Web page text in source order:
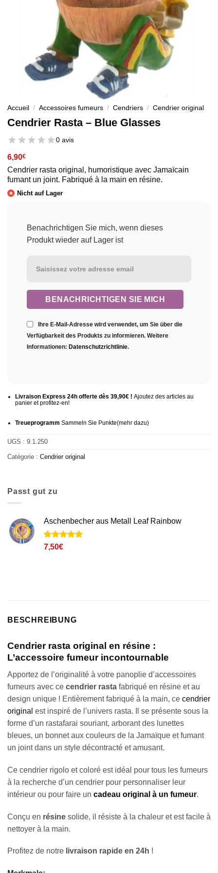
Accueil / Accessoires fumeurs / Cendriers / Cendrier original
Cendrier Rasta – Blue Glasses
0 avis
6,90€
Cendrier rasta original, humoristique avec Jamaïcain
fumant un joint. Fabriqué à la main en résine.
Nicht auf Lager
Benachrichtigen Sie mich, wenn dieses
Produkt wieder auf Lager ist
Ihre E-Mail-Adresse wird verwendet, um Sie über die
Verfügbarkeit des Produkts zu informieren. Weitere
Informationen: Datenschutzrichtlinie.
Livraison Express 24h offerte dès 39,90€ ! Ajoutez des articles au
panier et profitez-en!
Treueprogramm Sammeln Sie Punkte(mehrdazu)
UGS : 9.1.250
Catégorie : Cendrier original
Passt gut zu
Aschenbecher aus Metall Leaf Rainbow
Noté5
1
7,50€
BESCHREIBUNG
Cendrier rasta original en résine :
L’accessoire fumeur incontournable
Apportez de l’originalité à votre panoplie d’accessoires
fumeurs avec ce cendrier rasta fabriqué en résine et au
design unique ! Entièrement fabriqué à la main, ce cendrier
original est inspiré de l’univers rasta. Il se présente sous la
forme d’un rastafarai souriant, arborant des lunettes
bleues, un bonnet aux couleurs de la Jamaïque et fumant
un joint dans un style décontracté et amusant.
Ce cendrier rigolo et coloré est idéal pour tous les fumeurs
à la recherche d’un cendrier pour personnaliser leur
intérieur ou pour faire un cadeau original à un fumeur.
Conçu en résine solide, il résiste à la chaleur et est facile à
nettoyer à la main.
Profitez de notre livraison rapide en 24h !